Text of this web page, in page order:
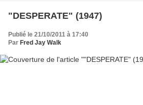
"DESPERATE" (1947)
Publié le 21/10/2011 à 17:40
Par Fred Jay Walk